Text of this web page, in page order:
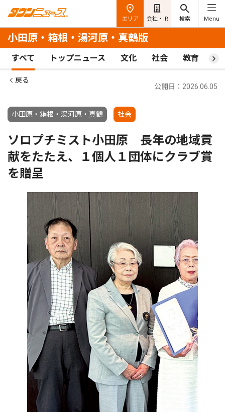
エリア 会社・IR 検索 Menu
小田原・箱根・湯河原・真鶴版
すべて トップニュース 文化 社会 教育 ス
戻る
小田原・箱根・湯河原・真鶴 社会
公開日：2026.06.05
ソロプチミスト小田原 長年の地域貢
献をたたえ、１個人１団体にクラブ賞
を贈呈